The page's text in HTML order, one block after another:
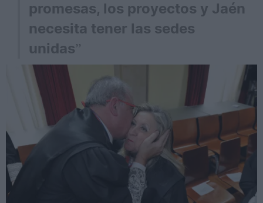
promesas, los proyectos y Jaén
necesita tener las sedes
unidas”